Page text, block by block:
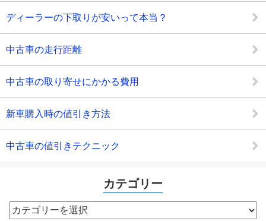
ディーラーの下取りが安いって本当？
中古車の走行距離
中古車の取り寄せにかかる費用
新車購入時の値引き方法
中古車の値引きテクニック
カテゴリー
カ